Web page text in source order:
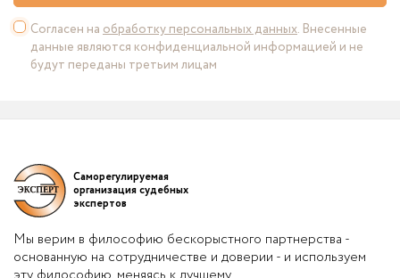
Согласен на обработку персональных данных. Внесенные
данные являются конфиденциальной информацией и не
будут переданы третьим лицам
Саморегулируемая
организация судебных
экспертов
Мы верим в философию бескорыстного партнерства -
основанную на сотрудничестве и доверии - и используем